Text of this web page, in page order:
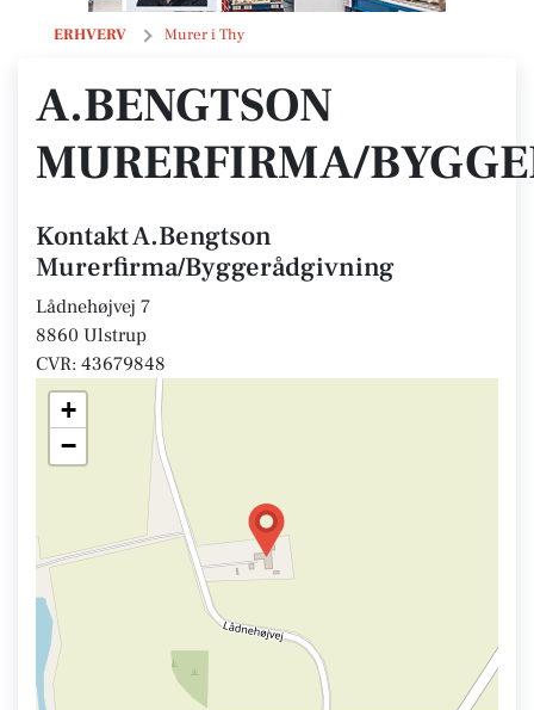
ERHVERV Murer i Thy
A.Bengtson Murerfirma/Byggerådgivning
A.BENGTSON
MURERFIRMA/
Kontakt A.Bengtson
Murerfirma/Byggerådgivning
Lådnehøjvej 7
8860 Ulstrup
CVR: 43679848
+
−